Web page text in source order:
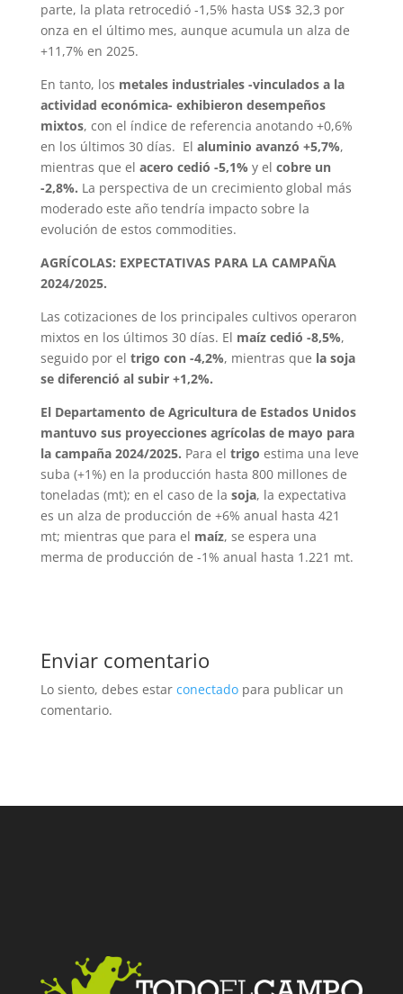
parte, la plata retrocedió -1,5% hasta US$ 32,3 por
onza en el último mes, aunque acumula un alza de
+11,7% en 2025.
En tanto, los metales industriales -vinculados a la
actividad económica- exhibieron desempeños
mixtos, con el índice de referencia anotando +0,6%
en los últimos 30 días. El aluminio avanzó +5,7%,
mientras que el acero cedió -5,1% y el cobre un
-2,8%. La perspectiva de un crecimiento global más
moderado este año tendría impacto sobre la
evolución de estos commodities.
AGRÍCOLAS: EXPECTATIVAS PARA LA CAMPAÑA
2024/2025.
Las cotizaciones de los principales cultivos operaron
mixtos en los últimos 30 días. El maíz cedió -8,5%,
seguido por el trigo con -4,2%, mientras que la soja
se diferenció al subir +1,2%.
El Departamento de Agricultura de Estados Unidos
mantuvo sus proyecciones agrícolas de mayo para
la campaña 2024/2025. Para el trigo estima una leve
suba (+1%) en la producción hasta 800 millones de
toneladas (mt); en el caso de la soja, la expectativa
es un alza de producción de +6% anual hasta 421
mt; mientras que para el maíz, se espera una
merma de producción de -1% anual hasta 1.221 mt.
Enviar comentario
Lo siento, debes estar conectadopara publicar un
comentario.